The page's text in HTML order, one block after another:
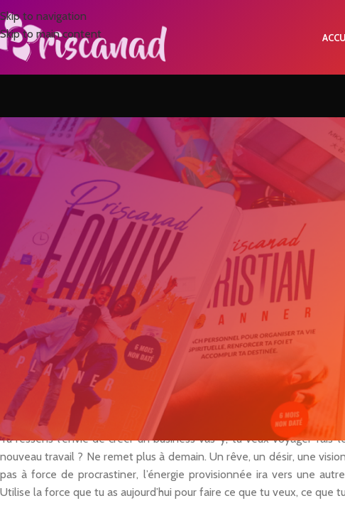
Skip to navigation
Skip to main content
A LA UNE
Les choses difficiles te
Posted by
En quatre ans, j’ai travaillé comme jamais je n’aurai pu le faire dans
parfois oubliée, j’ai investi, j’ai vendu, j’ai recruté, bref j’ai bossé dur.
Aujourd’hui regarde tout ce qui a été fait et je me demande quelle
bosser dur. Je suis plutôt du genre qu’est-ce qui est important pour
J’ai cependant tiré une leçon de cette expérience : lorsque tu
bien, jusqu’au bout. Tes forces d’aujourd’hui ne seront pas
futur, ce que tu peux faire maintenant.
Tu ressens l’envie de créer un business vas-y, tu veux voyager
nouveau travail ? Ne remet plus à demain. Un rêve, un désir, une
pas à force de procrastiner, l’énergie provisionnée ira vers une
Utilise la force que tu as aujourd’hui pour faire ce que tu veux, ce que